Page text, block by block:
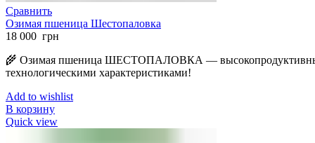
Сравнить
Озимая пшеница Шестопаловка
18 000 грн
🌾 Озимая пшеница ШЕСТОПАЛОВКА —
технологическими характеристиками!
Add to wishlist
В корзину
Quick view